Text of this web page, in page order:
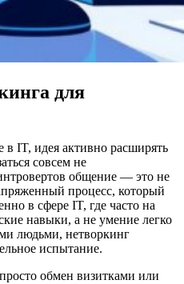
для
в IT, идея активно расширять
совсем не
общение — это не
процесс, который
в сфере IT, где часто на
навыки, а не умение легко
людьми, нетворкинг
испытание.
обмен визитками или